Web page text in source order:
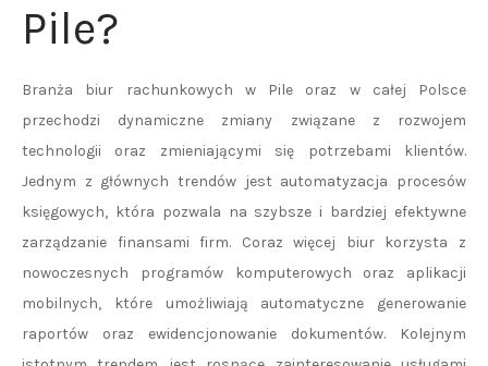
Pile?
Branża biur rachunkowych w Pile oraz w całej Polsce
przechodzi dynamiczne zmiany związane z rozwojem
technologii oraz zmieniającymi się potrzebami klientów.
Jednym z głównych trendów jest automatyzacja procesów
księgowych, która pozwala na szybsze i bardziej efektywne
zarządzanie finansami firm. Coraz więcej biur korzysta z
nowoczesnych programów komputerowych oraz aplikacji
mobilnych, które umożliwiają automatyczne generowanie
raportów oraz ewidencjonowanie dokumentów. Kolejnym